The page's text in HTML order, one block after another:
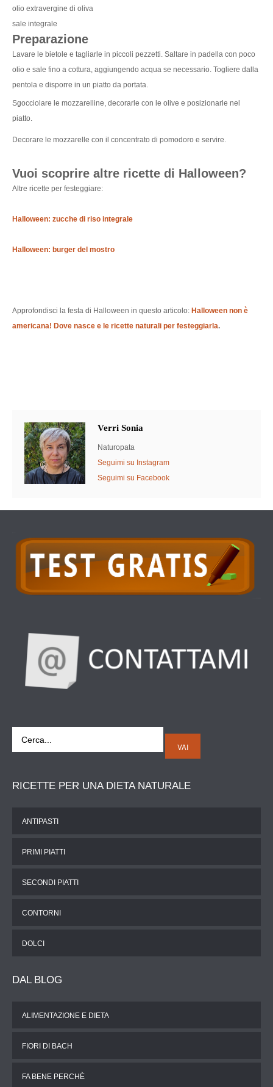
olio extravergine di oliva
sale integrale
Preparazione
Lavare le bietole e tagliarle in piccoli pezzetti. Saltare in padella con poco
olio e sale fino a cottura, aggiungendo acqua se necessario. Togliere dalla
pentola e disporre in un piatto da portata.
Sgocciolare le mozzarelline, decorarle con le olive e posizionarle nel
piatto.
Decorare le mozzarelle con il concentrato di pomodoro e servire.
Vuoi scoprire altre ricette di Halloween?
Altre ricette per festeggiare:
Halloween: zucche di riso integrale
Halloween: burger del mostro
Approfondisci la festa di Halloween in questo articolo: Halloween non è
americana! Dove nasce e le ricette naturali per festeggiarla.
Verri Sonia
Naturopata
Seguimi su Instagram
Seguimi su Facebook
VAI
RICETTE PER UNA DIETA NATURALE
ANTIPASTI
PRIMI PIATTI
SECONDI PIATTI
CONTORNI
DOLCI
DAL BLOG
ALIMENTAZIONE E DIETA
FIORI DI BACH
FA BENE PERCHÈ